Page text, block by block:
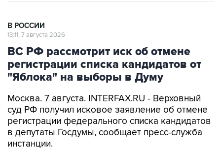
В РОССИИ
13:11, 7 августа 2026
ВС РФ рассмотрит иск об отмене
регистрации списка кандидатов от
"Яблока" на выборы в Думу
Москва. 7 августа. INTERFAX.RU - Верховный
суд РФ получил исковое заявление об отмене
регистрации федерального списка кандидатов
в депутаты Госдумы, сообщает пресс-служба
инстанции.